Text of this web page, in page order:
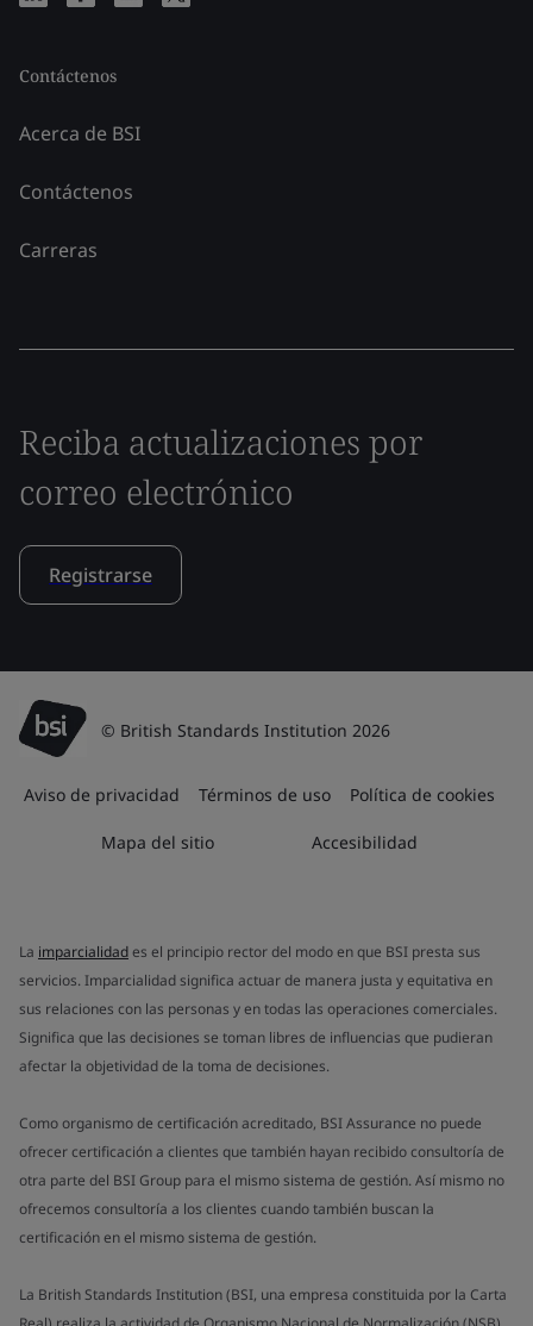
Contáctenos
Acerca de BSI
Contáctenos
Carreras
Reciba actualizaciones por
correo electrónico
Registrarse
© British Standards Institution 2026
Aviso de privacidad Términos de uso Política de cookies
Mapa del sitio Accesibilidad
La imparcialidades el principio rector del modo en que BSI presta sus
servicios. Imparcialidad significa actuar de manera justa y equitativa en
sus relaciones con las personas y en todas las operaciones comerciales.
Significa que las decisiones se toman libres de influencias que pudieran
afectar la objetividad de la toma de decisiones.
Como organismo de certificación acreditado, BSI Assurance no puede
ofrecer certificación a clientes que también hayan recibido consultoría de
otra parte del BSI Group para el mismo sistema de gestión. Así mismo no
ofrecemos consultoría a los clientes cuando también buscan la
certificación en el mismo sistema de gestión.
La British Standards Institution (BSI, una empresa constituida por la Carta